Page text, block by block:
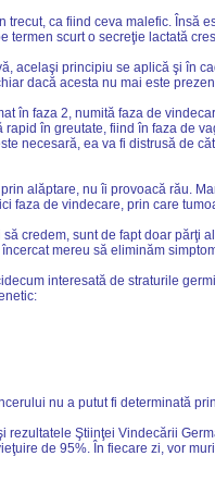
trecut, ca fiind ceva malefic. Însă
termen scurt o secreţie lactată
acelaşi principiu se aplică şi în
dacă acesta nu mai este
în faza 2, numită faza de
în greutate, fiind în faza de
necesară, ea va fi distrusă de
alăptare, nu îi provoacă rău.
faza de vindecare, prin care
credem, sunt de fapt doar părţi
mereu să eliminăm
interesată de straturile
nu a putut fi determinată
rezultatele Ştiinţei Vindecării
de 95%. În fiecare zi, vor